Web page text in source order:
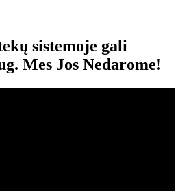
sistemoje gali
Mes Jos Nedarome!